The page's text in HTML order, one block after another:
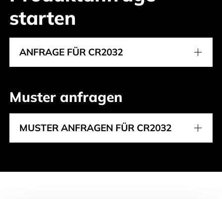
starten
ANFRAGE FÜR CR2032
Muster anfragen
MUSTER ANFRAGEN FÜR CR2032